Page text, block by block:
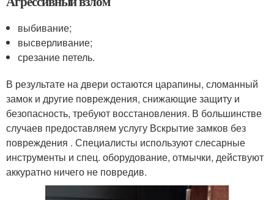
выбивание;
высверливание;
срезание петель.
В результате на двери остаются царапины, сломанный
замок и другие повреждения, снижающие защиту и
безопасность, требуют восстановления. В большинстве
случаев предоставляем услугу Вскрытие замков без
повреждения . Специалисты используют слесарные
инструменты и спец. оборудование, отмычки, действуют
аккуратно ничего не повредив.